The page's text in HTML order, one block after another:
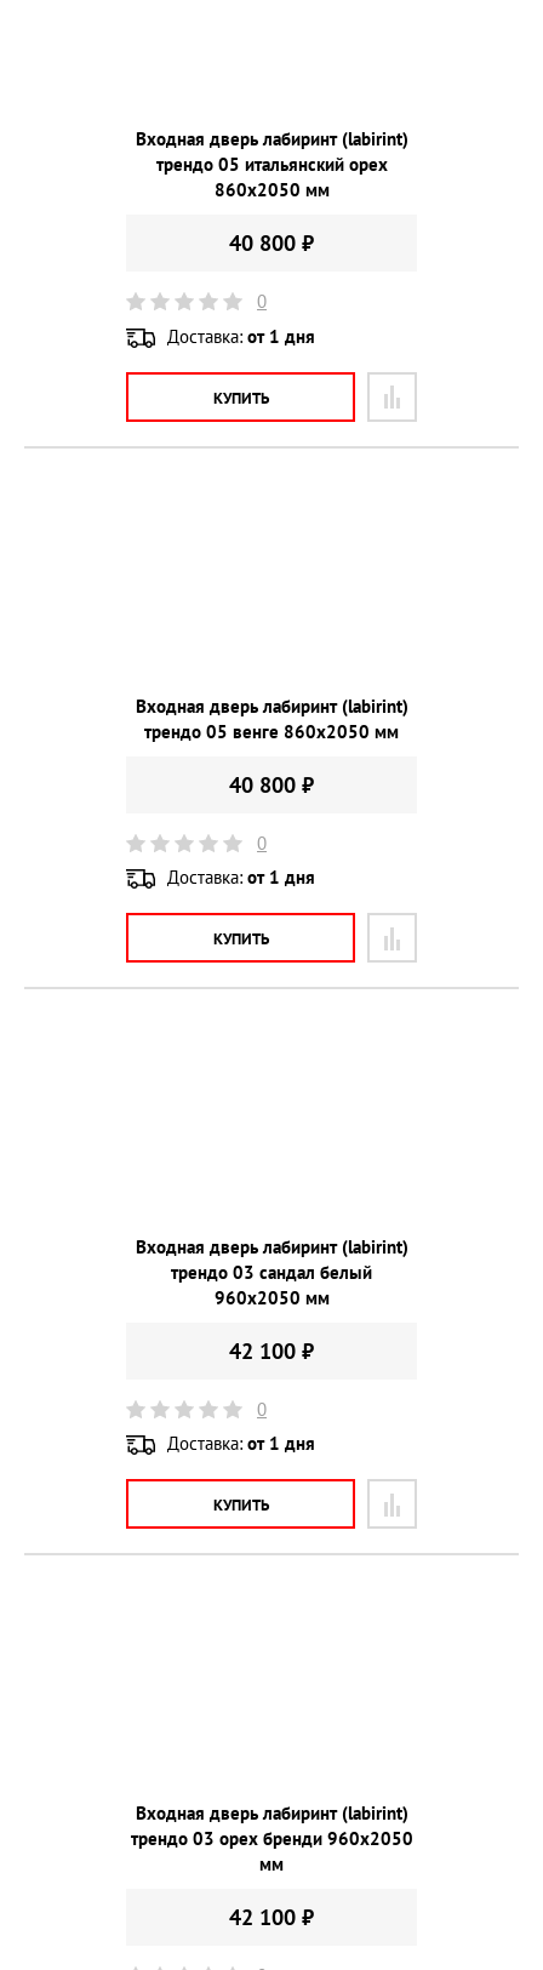
Входная дверь лабиринт (labirint)
трендо 05 итальянский орех
860х2050 мм
40 800 ₽
0
Доставка: от 1 дня
КУПИТЬ
Входная дверь лабиринт (labirint)
трендо 05 венге 860х2050 мм
40 800 ₽
0
Доставка: от 1 дня
КУПИТЬ
Входная дверь лабиринт (labirint)
трендо 03 сандал белый
960х2050 мм
42 100 ₽
0
Доставка: от 1 дня
КУПИТЬ
Входная дверь лабиринт (labirint)
трендо 03 орех бренди 960х2050
мм
42 100 ₽